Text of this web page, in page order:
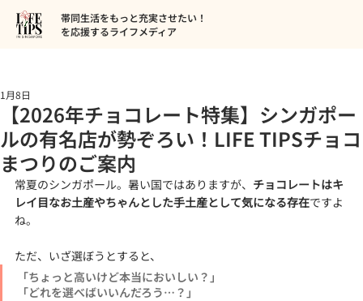
帯同生活をもっと充実させたい！
を応援するライフメディア
【2026年チョコレート特集】シンガポー
ルの有名店が勢ぞろい！LIFE TIPSチョコ
まつりのご案内
1月8日
常夏のシンガポール。暑い国ではありますが、 チョコレートはキ
レイ目なお土産やちゃんとした手土産として気になる存在ですよ
ね。
ただ、いざ選ぼうとすると、
「ちょっと高いけど本当においしい？」
「どれを選べばいいんだろう…？」